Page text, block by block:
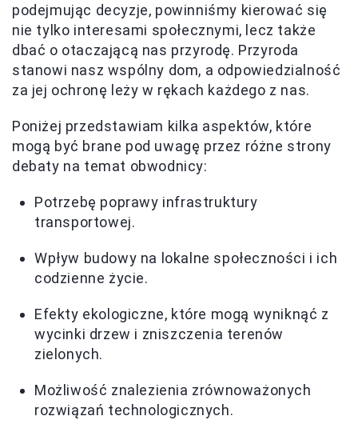
podejmując decyzje, powinniśmy kierować się
nie tylko interesami społecznymi, lecz także
dbać o otaczającą nas przyrodę. Przyroda
stanowi nasz wspólny dom, a odpowiedzialność
za jej ochronę leży w rękach każdego z nas.
Poniżej przedstawiam kilka aspektów, które
mogą być brane pod uwagę przez różne strony
debaty na temat obwodnicy:
Potrzebę poprawy infrastruktury
transportowej.
Wpływ budowy na lokalne społeczności i ich
codzienne życie.
Efekty ekologiczne, które mogą wyniknąć z
wycinki drzew i zniszczenia terenów
zielonych.
Możliwość znalezienia zrównoważonych
rozwiązań technologicznych.